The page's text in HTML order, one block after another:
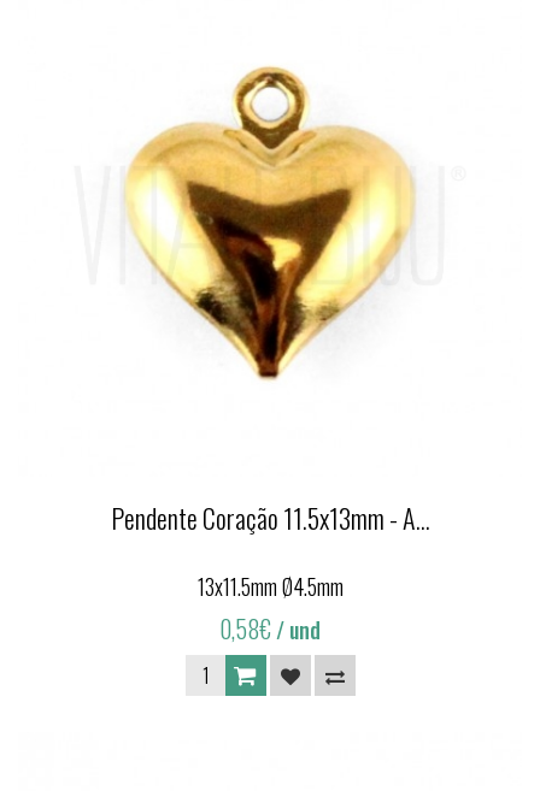
Pendente Coração 11.5x13mm - A...
13x11.5mm Ø4.5mm
0,58€/ und